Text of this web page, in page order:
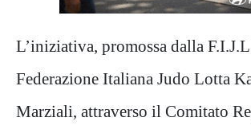
L’iniziativa, promossa dalla
Federazione Italiana Judo Lotta
Marziali, attraverso il Comitato